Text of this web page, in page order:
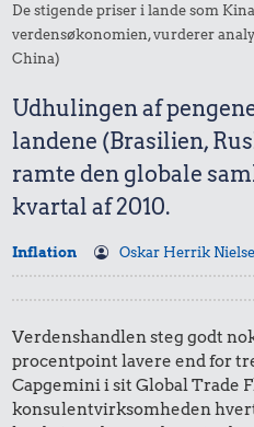
De stigende priser i lande som
verdensøkonomien, vurderer
China)
Udhulingen af
landene (Brasilien,
ramte den globale
kvartal af 2010.
Inflation Oskar Herrik
Verdenshandlen steg godt
procentpoint lavere end for
Capgemini i sit Global Trade
konsulentvirksomheden